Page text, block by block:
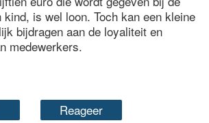
is wel loon. Toch kan een kleine
bijdragen aan de loyaliteit en
medewerkers.
Reageer